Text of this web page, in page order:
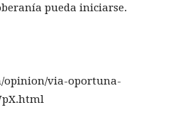
pueda iniciarse.
opinion/via-oportuna-